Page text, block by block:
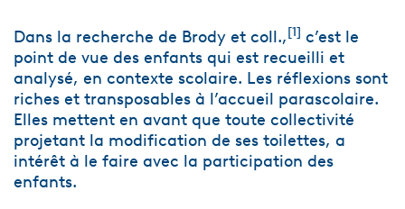
Dans la recherche de Brody et coll.,[1] c’est le
point de vue des enfants qui est recueilli et
analysé, en contexte scolaire. Les réflexions sont
riches et transposables à l’accueil parascolaire.
Elles mettent en avant que toute collectivité
projetant la modification de ses toilettes, a
intérêt à le faire avec la participation des
enfants.